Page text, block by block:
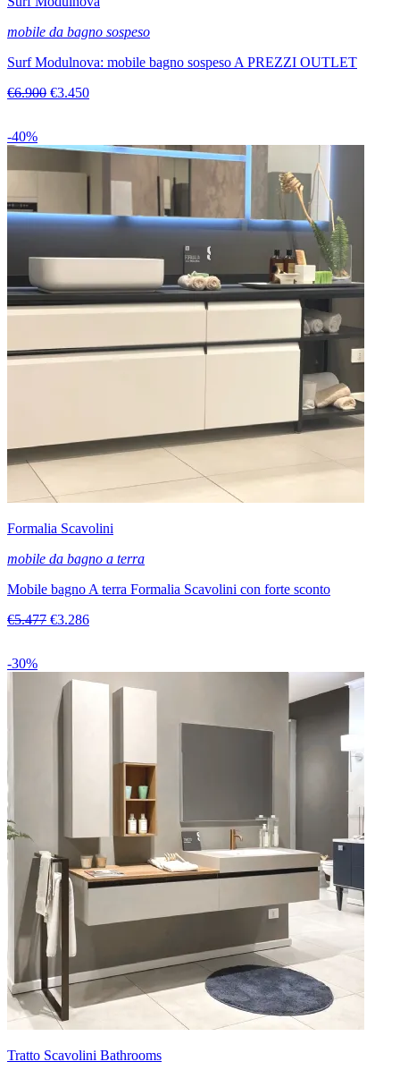
mobile da bagno sospeso
Surf Modulnova: mobile bagno sospeso A PREZZI OUTLET
€6.900 €3.450
-40%
Formalia Scavolini
mobile da bagno a terra
Mobile bagno A terra Formalia Scavolini con forte sconto
€5.477 €3.286
-30%
Tratto Scavolini Bathrooms